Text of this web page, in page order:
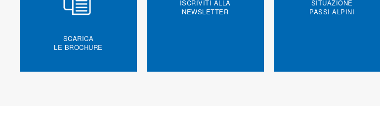
SCARICA
LE BROCHURE
ISCRIVITI ALLA
NEWSLETTER
SITUAZIONE
PASSI ALPINI